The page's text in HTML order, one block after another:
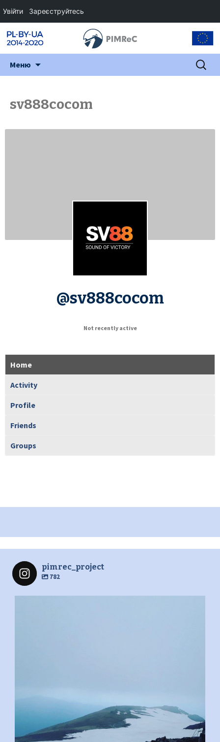
Меню Пошук:
sv888cocom
@sv888cocom
Not recently active
Home
Activity
Profile
Friends
Groups
pimrec_project
782
Увійти Зареєструйтесь